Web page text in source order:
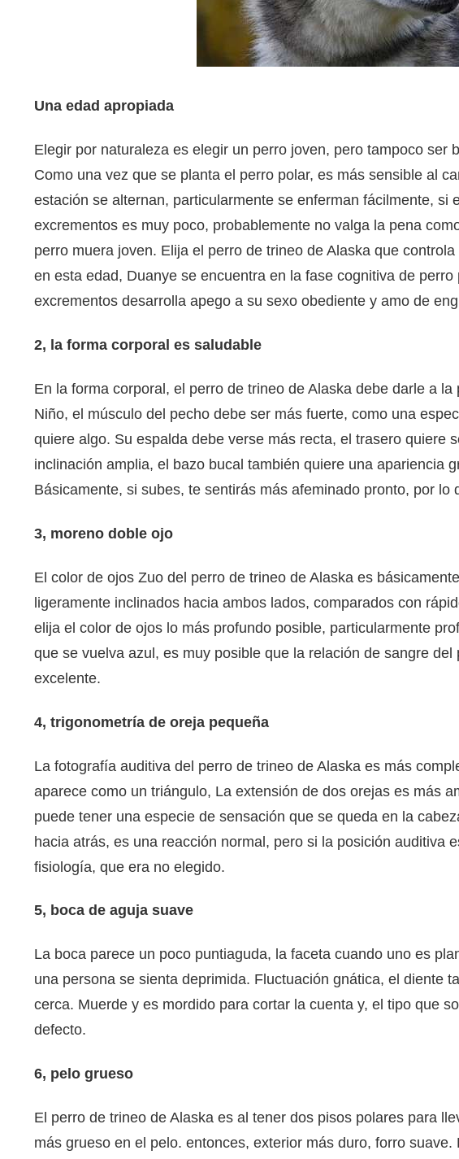
Una edad apropiada
Elegir por naturaleza es elegir un perro joven, pero tampoco ser
Como una vez que se planta el perro polar, es más sensible al
estación se alternan, particularmente se enferman fácilmente, si
excrementos es muy poco, probablemente no valga la pena
perro muera joven. Elija el perro de trineo de Alaska que
en esta edad, Duanye se encuentra en la fase cognitiva de
excrementos desarrolla apego a su sexo obediente y amo de
2, la forma corporal es saludable
En la forma corporal, el perro de trineo de Alaska debe darle a
Niño, el músculo del pecho debe ser más fuerte, como una
quiere algo. Su espalda debe verse más recta, el trasero quiere
inclinación amplia, el bazo bucal también quiere una apariencia
Básicamente, si subes, te sentirás más afeminado pronto, por
3, moreno doble ojo
El color de ojos Zuo del perro de trineo de Alaska es
ligeramente inclinados hacia ambos lados, comparados con
elija el color de ojos lo más profundo posible, particularmente
que se vuelva azul, es muy posible que la relación de sangre
excelente.
4, trigonometría de oreja pequeña
La fotografía auditiva del perro de trineo de Alaska es más
aparece como un triángulo, La extensión de dos orejas es más
puede tener una especie de sensación que se queda en la
hacia atrás, es una reacción normal, pero si la posición auditiva
fisiología, que era no elegido.
5, boca de aguja suave
La boca parece un poco puntiaguda, la faceta cuando uno es
una persona se sienta deprimida. Fluctuación gnática, el diente
cerca. Muerde y es mordido para cortar la cuenta y, el tipo que
defecto.
6, pelo grueso
El perro de trineo de Alaska es al tener dos pisos polares para
más grueso en el pelo. entonces, exterior más duro, forro